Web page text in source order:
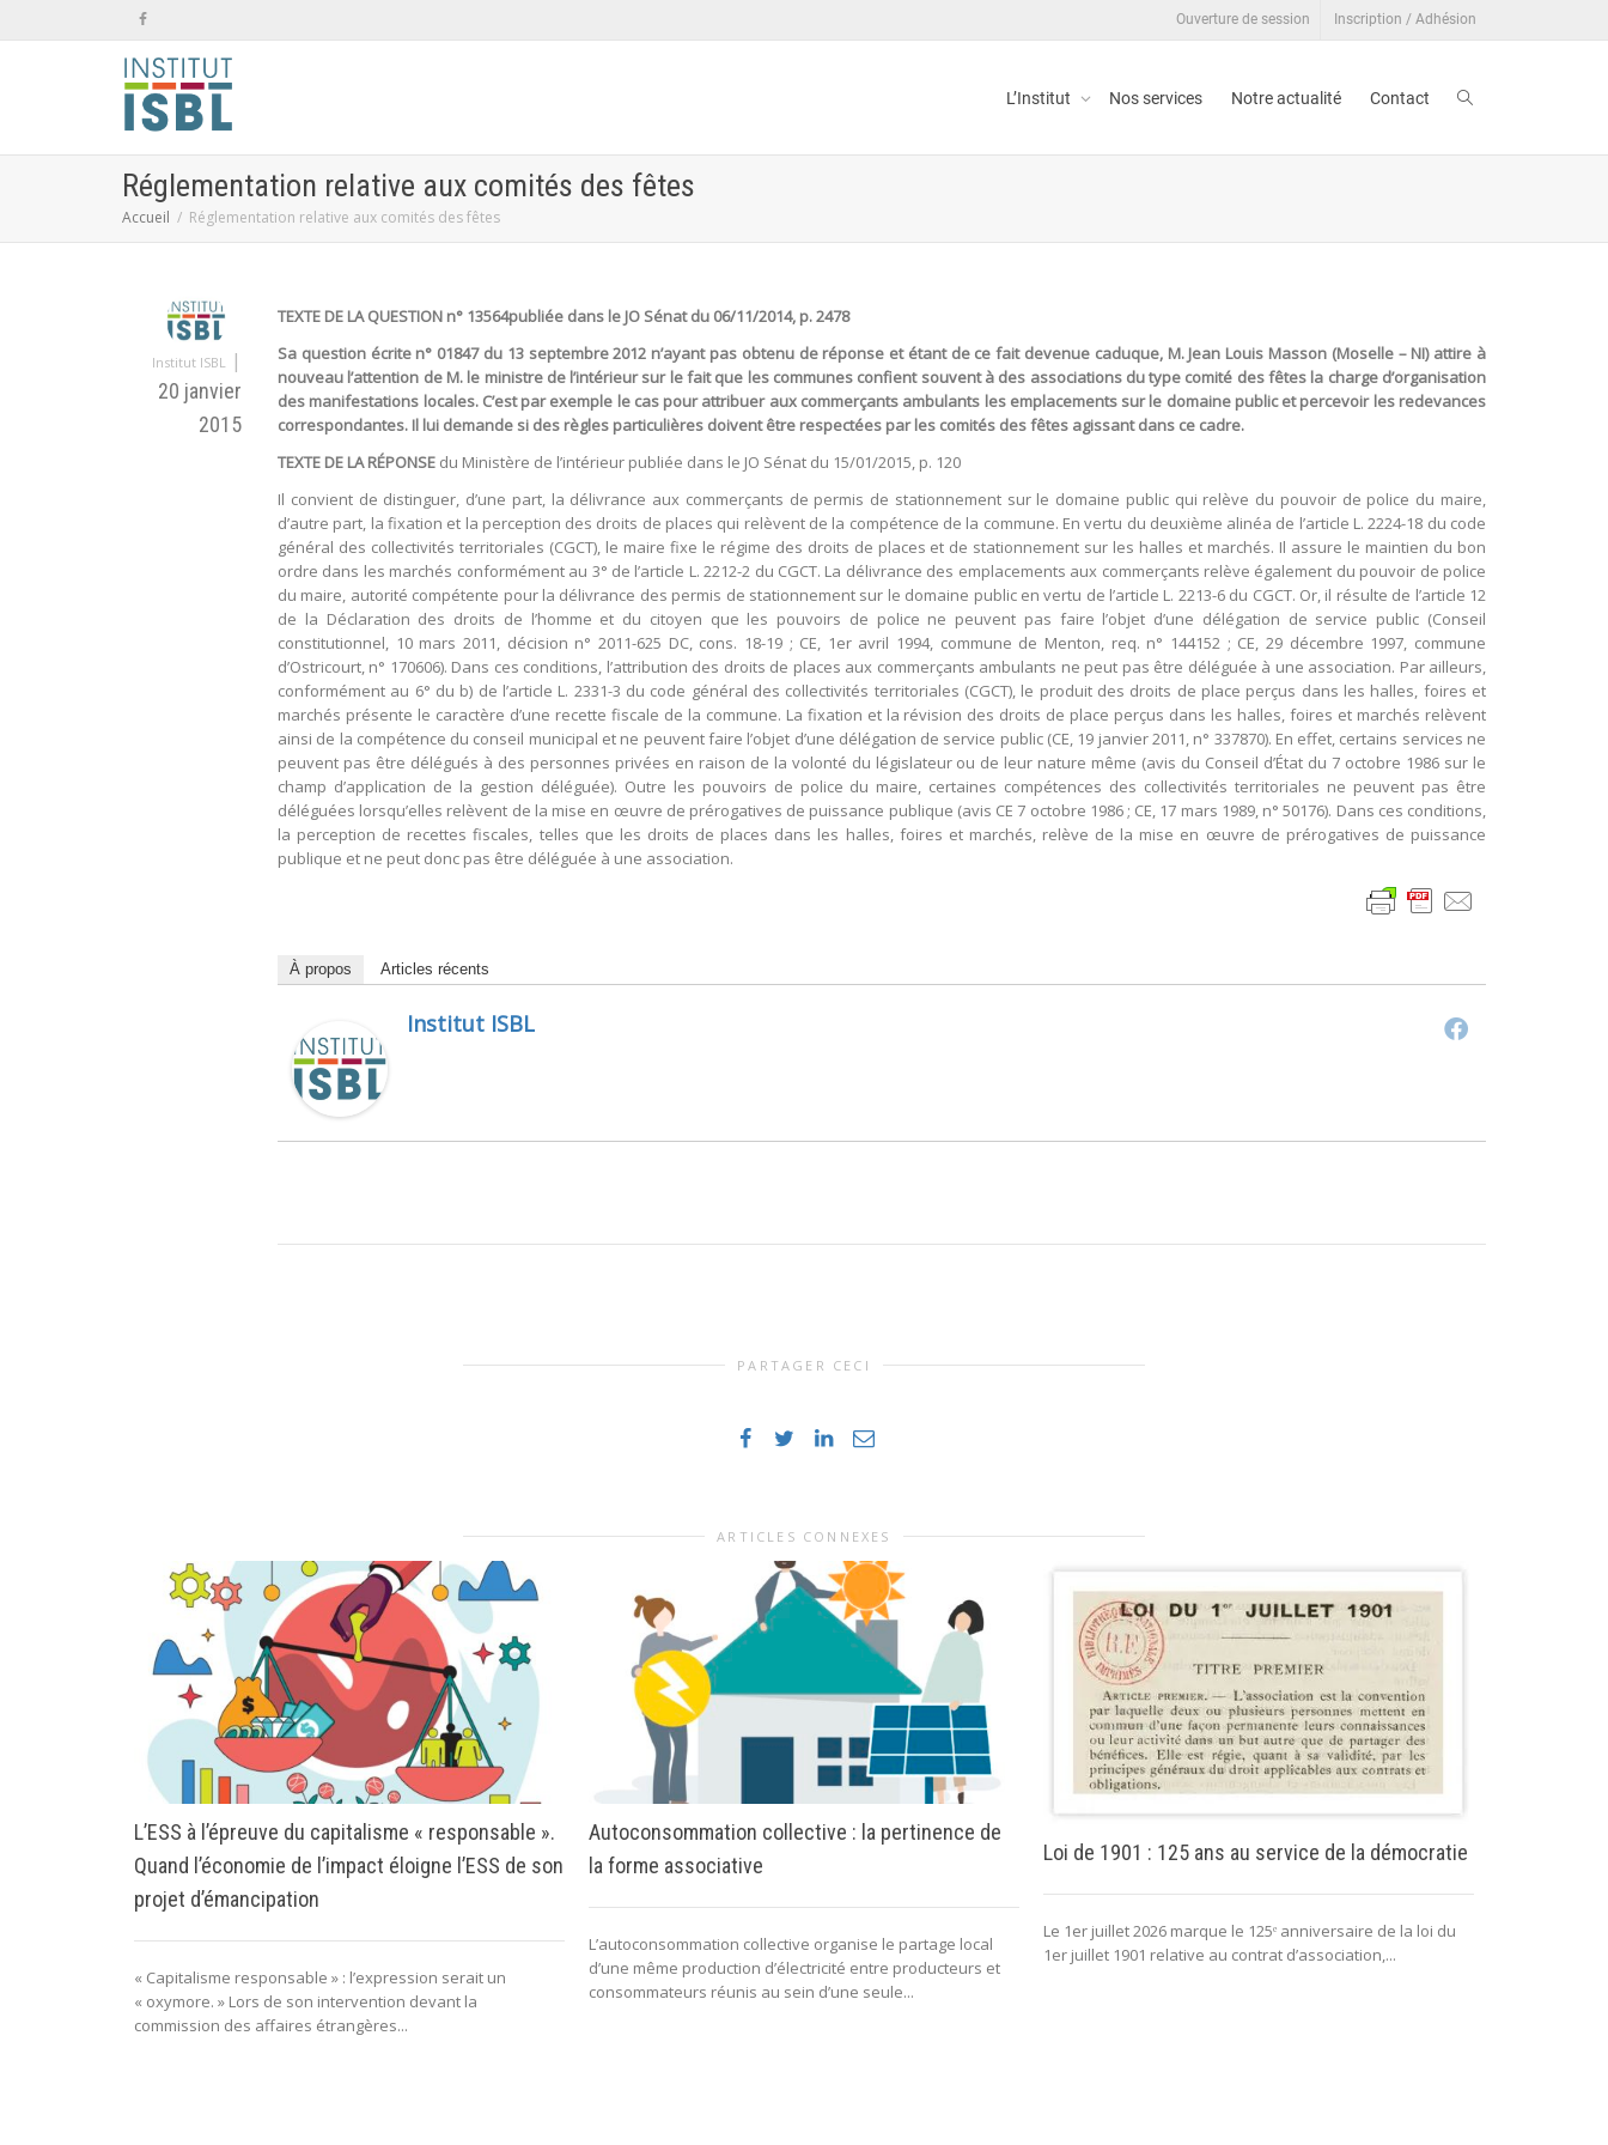
Ouverture de session Inscription / Adhésion
L’Institut Nos services Notre actualité Contact
Réglementation relative aux comités des fêtes
Accueil Réglementation relative aux comités des fêtes
Institut ISBL |
20 janvier
2015
TEXTE DE LA QUESTION n° 13564publiée dans le JO Sénat du 06/11/2014, p. 2478
Sa question écrite n° 01847 du 13 septembre 2012 n’ayant pas obtenu de réponse et étant de ce fait devenue caduque, M. Jean Louis Masson (Moselle – NI) attire à
nouveau l’attention de M. le ministre de l’intérieur sur le fait que les communes confient souvent à des associations du type comité des fêtes la charge d’organisation
des manifestations locales. C’est par exemple le cas pour attribuer aux commerçants ambulants les emplacements sur le domaine public et percevoir les redevances
correspondantes. Il lui demande si des règles particulières doivent être respectées par les comités des fêtes agissant dans ce cadre.
TEXTE DE LA RÉPONSE du Ministère de l’intérieur publiée dans le JO Sénat du 15/01/2015, p. 120
Il convient de distinguer, d’une part, la délivrance aux commerçants de permis de stationnement sur le domaine public qui relève du pouvoir de police du maire,
d’autre part, la fixation et la perception des droits de places qui relèvent de la compétence de la commune. En vertu du deuxième alinéa de l’article L. 2224-18 du code
général des collectivités territoriales (CGCT), le maire fixe le régime des droits de places et de stationnement sur les halles et marchés. Il assure le maintien du bon
ordre dans les marchés conformément au 3° de l’article L. 2212-2 du CGCT. La délivrance des emplacements aux commerçants relève également du pouvoir de police
du maire, autorité compétente pour la délivrance des permis de stationnement sur le domaine public en vertu de l’article L. 2213-6 du CGCT. Or, il résulte de l’article 12
de la Déclaration des droits de l’homme et du citoyen que les pouvoirs de police ne peuvent pas faire l’objet d’une délégation de service public (Conseil
constitutionnel, 10 mars 2011, décision n° 2011-625 DC, cons. 18-19 ; CE, 1er avril 1994, commune de Menton, req. n° 144152 ; CE, 29 décembre 1997, commune
d’Ostricourt, n° 170606). Dans ces conditions, l’attribution des droits de places aux commerçants ambulants ne peut pas être déléguée à une association. Par ailleurs,
conformément au 6° du b) de l’article L. 2331-3 du code général des collectivités territoriales (CGCT), le produit des droits de place perçus dans les halles, foires et
marchés présente le caractère d’une recette fiscale de la commune. La fixation et la révision des droits de place perçus dans les halles, foires et marchés relèvent
ainsi de la compétence du conseil municipal et ne peuvent faire l’objet d’une délégation de service public (CE, 19 janvier 2011, n° 337870). En effet, certains services ne
peuvent pas être délégués à des personnes privées en raison de la volonté du législateur ou de leur nature même (avis du Conseil d’État du 7 octobre 1986 sur le
champ d’application de la gestion déléguée). Outre les pouvoirs de police du maire, certaines compétences des collectivités territoriales ne peuvent pas être
déléguées lorsqu’elles relèvent de la mise en œuvre de prérogatives de puissance publique (avis CE 7 octobre 1986 ; CE, 17 mars 1989, n° 50176). Dans ces conditions,
la perception de recettes fiscales, telles que les droits de places dans les halles, foires et marchés, relève de la mise en œuvre de prérogatives de puissance
publique et ne peut donc pas être déléguée à une association.
À propos Articles récents
Institut ISBL
PARTAGER CECI
ARTICLES CONNEXES
L’ESS à l’épreuve du capitalisme « responsable ».
Quand l’économie de l’impact éloigne l’ESS de son
projet d’émancipation
« Capitalisme responsable » : l’expression serait un
« oxymore. » Lors de son intervention devant la
commission des affaires étrangères...
Autoconsommation collective : la pertinence de
la forme associative
L’autoconsommation collective organise le partage local
d’une même production d’électricité entre producteurs et
consommateurs réunis au sein d’une seule...
Loi de 1901 : 125 ans au service de la démocratie
Le 1er juillet 2026 marque le 125ᵉ anniversaire de la loi du
1er juillet 1901 relative au contrat d’association,...